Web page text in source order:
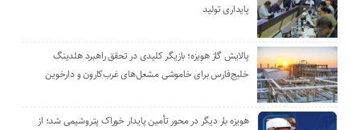
پایداری تولید
پالایش گاز هویزه؛ بازیگر کلیدی در تحقق راهبرد هلدینگ
خلیج‌فارس برای خاموشی مشعل‌های غرب‌کارون و دارخوین
هویزه بار دیگر در محور تأمین پایدار خوراک پتروشیمی شد؛ از